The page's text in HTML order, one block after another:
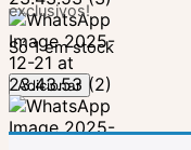
exclusivos!
Só 1 em stock
Quantidade
de
Pintura
Adicionar